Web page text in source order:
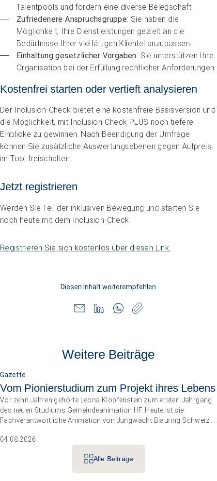
Umgang mit verhaltensbezogenen und psychologischen
Symptomen bei Menschen mit Demenz
20.08.2026 online
Talentpools und fördern eine diverse Belegschaft.
Zufriedenere Anspruchsgruppe: Sie haben die
Möglichkeit, Ihre Dienstleistungen gezielt an die
Bedürfnisse Ihrer vielfältigen Klientel anzupassen.
Einhaltung gesetzlicher Vorgaben: Sie unterstützen Ihre
Organisation bei der Erfüllung rechtlicher Anforderungen.
Kostenfrei starten oder vertieft analysieren
Der Inclusion-Check bietet eine kostenfreie Basisversion und
die Möglichkeit, mit Inclusion-Check PLUS noch tiefere
Einblicke zu gewinnen. Nach Beendigung der Umfrage
können Sie zusätzliche Auswertungsebenen gegen Aufpreis
im Tool freischalten.
Jetzt registrieren
Werden Sie Teil der inklusiven Bewegung und starten Sie
noch heute mit dem Inclusion-Check.
Registrieren Sie sich kostenlos über diesen Link.
Diesen Inhalt weiterempfehlen
Weitere Beiträge
Gazette
Vom Pionierstudium zum Projekt ihres Lebens
Vor zehn Jahren gehörte Leona Klopfenstein zum ersten Jahrgang
des neuen Studiums Gemeindeanimation HF. Heute ist sie
Fachverantwortliche Animation von Jungwacht Blauring Schweiz.
gemanagt hat, wartet nun ihr persönliches Grossprojekt.
04.08.2026
Alle Beiträge